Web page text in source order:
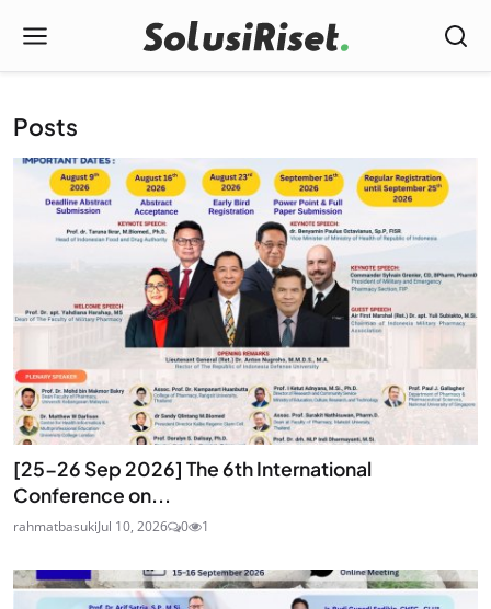
Posts
[25-26 Sep 2026] The 6th International
Conference on...
rahmatbasukiJul 10, 2026 0 1